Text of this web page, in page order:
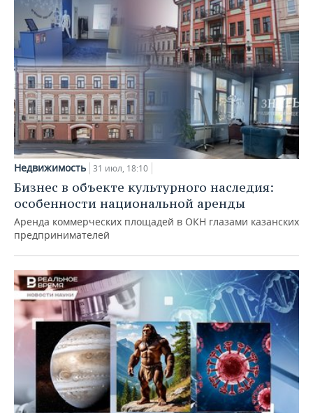
Недвижимость 31 июл, 18:10
Бизнес в объекте культурного наследия:
особенности национальной аренды
Аренда коммерческих площадей в ОКН глазами казанских
предпринимателей